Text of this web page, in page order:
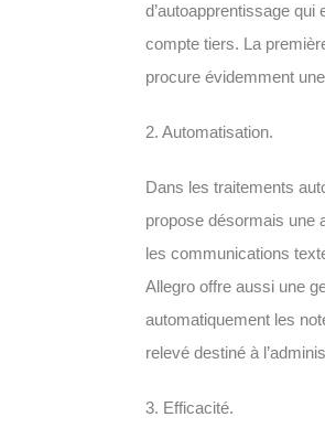
d’autoapprentissage qui
compte tiers. La
procure évidemment
2. Automatisation.
Dans les traitements
propose désormais une
les communications
Allegro offre aussi une
automatiquement les
relevé destiné à
3. Efficacité.